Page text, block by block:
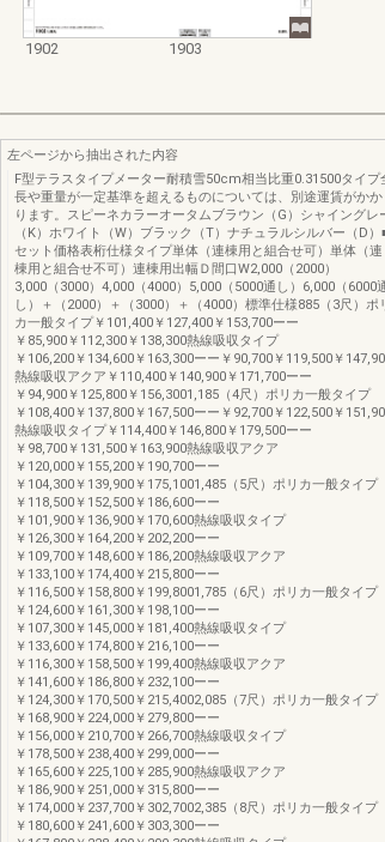
1902 1903
左ページから抽出された内容
F型テラスタイプメーター耐積雪50cm相当比重0.31500タイプ
長や重量が一定基準を超えるものについては、別途運賃がかか
ります。スピーネカラーオータムブラウン（G）シャイングレ
（K）ホワイト（W）ブラック（T）ナチュラルシルバー（D）
セット価格表桁仕様タイプ単体（連棟用と組合せ可）単体（連
棟用と組合せ不可）連棟用出幅Ｄ間口W2,000（2000）
3,000（3000）4,000（4000）5,000（5000通し）6,000（6000
し）＋（2000）＋（3000）＋（4000）標準仕様885（3尺）ポ
カ一般タイプ￥101,400￥127,400￥153,700ーー
￥85,900￥112,300￥138,300熱線吸収タイプ
￥106,200￥134,600￥163,300ーー￥90,700￥119,500￥
熱線吸収アクア￥110,400￥140,900￥171,700ーー
￥94,900￥125,800￥156,3001,185（4尺）ポリカ一般タイプ
￥108,400￥137,800￥167,500ーー￥92,700￥122,500￥
熱線吸収タイプ￥114,400￥146,800￥179,500ーー
￥98,700￥131,500￥163,900熱線吸収アクア
￥120,000￥155,200￥190,700ーー
￥104,300￥139,900￥175,1001,485（5尺）ポリカ一般タイプ
￥118,500￥152,500￥186,600ーー
￥101,900￥136,900￥170,600熱線吸収タイプ
￥126,300￥164,200￥202,200ーー
￥109,700￥148,600￥186,200熱線吸収アクア
￥133,100￥174,400￥215,800ーー
￥116,500￥158,800￥199,8001,785（6尺）ポリカ一般タイプ
￥124,600￥161,300￥198,100ーー
￥107,300￥145,000￥181,400熱線吸収タイプ
￥133,600￥174,800￥216,100ーー
￥116,300￥158,500￥199,400熱線吸収アクア
￥141,600￥186,800￥232,100ーー
￥124,300￥170,500￥215,4002,085（7尺）ポリカ一般タイプ
￥168,900￥224,000￥279,800ーー
￥156,000￥210,700￥266,700熱線吸収タイプ
￥178,500￥238,400￥299,000ーー
￥165,600￥225,100￥285,900熱線吸収アクア
￥186,900￥251,000￥315,800ーー
￥174,000￥237,700￥302,7002,385（8尺）ポリカ一般タイプ
￥180,600￥241,600￥303,300ーー